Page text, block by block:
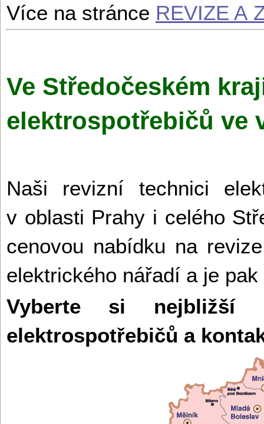
Více na stránce REVIZE A
Ve Středočeském
elektrospotřebičů ve
Naši revizní technici
v oblasti Prahy i celého
cenovou nabídku na
elektrického nářadí a je
Vyberte si nejbližší
elektrospotřebičů a